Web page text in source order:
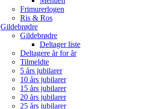
Frimurerlogen
Ris & Ros
Gildebrødre
Gildebrødre
Deltager liste
Deltagere år for år
Tilmeldte
5 års jubilarer
10 års jubilarer
15 års jubilarer
20 års jubilarer
25 års jubilarer